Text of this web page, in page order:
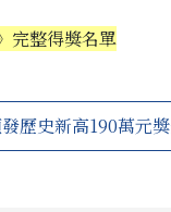
完整得獎名單
歷史新高190萬元